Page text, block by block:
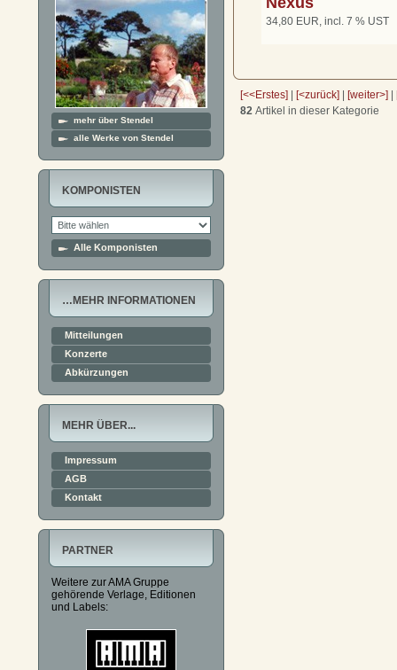
mehr über Stendel
alle Werke von Stendel
KOMPONISTEN
Alle Komponisten
…MEHR INFORMATIONEN
Mitteilungen
Konzerte
Abkürzungen
MEHR ÜBER...
Impressum
AGB
Kontakt
PARTNER
Weitere zur AMA Gruppe
gehörende Verlage, Editionen
und Labels:
34,80 EUR, incl. 7 % UST
[<<Erstes] [<zurück] [weiter>]
82 Artikel in dieser Kategorie